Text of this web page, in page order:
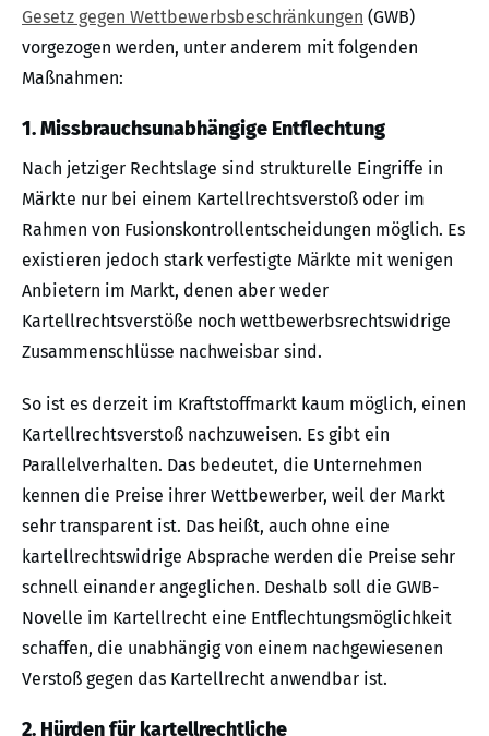
Gesetz gegen Wettbewerbsbeschränkungen (GWB)
vorgezogen werden, unter anderem mit folgenden
Maßnahmen:
1. Missbrauchsunabhängige Entflechtung
Nach jetziger Rechtslage sind strukturelle Eingriffe in
Märkte nur bei einem Kartellrechtsverstoß oder im
Rahmen von Fusionskontrollentscheidungen möglich. Es
existieren jedoch stark verfestigte Märkte mit wenigen
Anbietern im Markt, denen aber weder
Kartellrechtsverstöße noch wettbewerbsrechtswidrige
Zusammenschlüsse nachweisbar sind.
So ist es derzeit im Kraftstoffmarkt kaum möglich, einen
Kartellrechtsverstoß nachzuweisen. Es gibt ein
Parallelverhalten. Das bedeutet, die Unternehmen
kennen die Preise ihrer Wettbewerber, weil der Markt
sehr transparent ist. Das heißt, auch ohne eine
kartellrechtswidrige Absprache werden die Preise sehr
schnell einander angeglichen. Deshalb soll die GWB-
Novelle im Kartellrecht eine Entflechtungsmöglichkeit
schaffen, die unabhängig von einem nachgewiesenen
Verstoß gegen das Kartellrecht anwendbar ist.
2. Hürden für kartellrechtliche